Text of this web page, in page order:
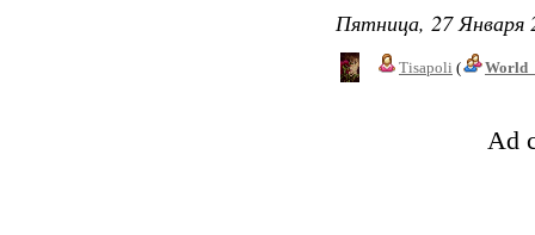
Пятница, 27 Января
Tisapoli (
Ad